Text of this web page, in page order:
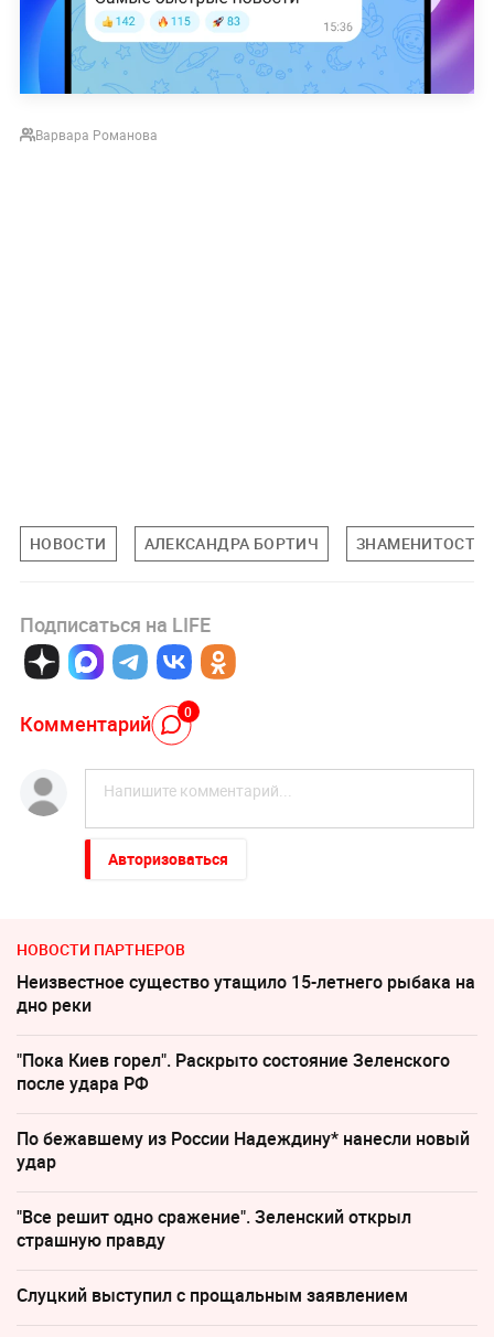
Варвара Романова
НОВОСТИ АЛЕКСАНДРА БОРТИЧ ЗНАМЕНИТОСТИ
Подписаться на LIFE
Комментарий 0
Авторизоваться
НОВОСТИ ПАРТНЕРОВ
Неизвестное существо утащило 15-летнего рыбака на
дно реки
"Пока Киев горел". Раскрыто состояние Зеленского
после удара РФ
По бежавшему из России Надеждину* нанесли новый
удар
"Все решит одно сражение". Зеленский открыл
страшную правду
Слуцкий выступил с прощальным заявлением